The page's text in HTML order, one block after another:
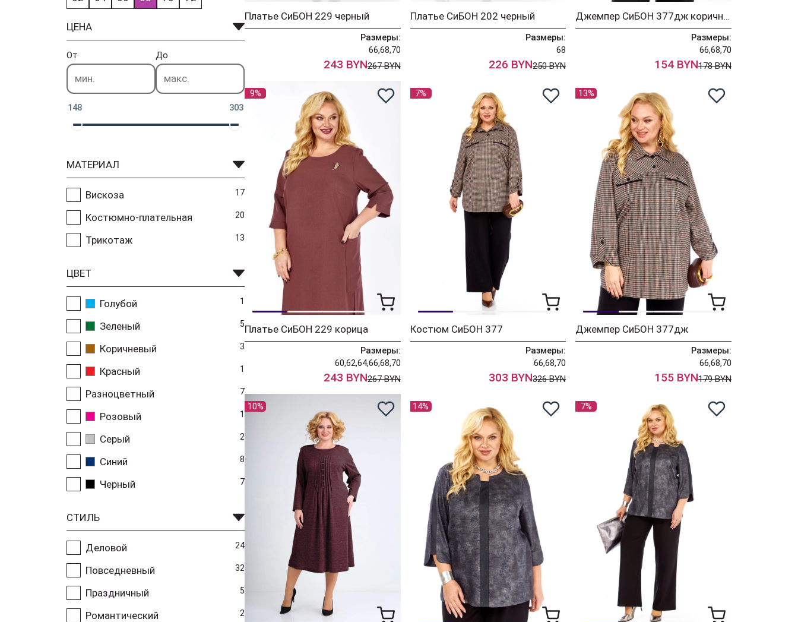
ЦЕНА
От До
148 303
МАТЕРИАЛ
Вискоза 17
Костюмно-плательная 20
Трикотаж 13
ЦВЕТ
Голубой 1
Зеленый 5
Коричневый 3
Красный 1
Разноцветный 7
Розовый 1
Серый 2
Синий 8
Черный 7
СТИЛЬ
Деловой 24
Повседневный 32
Праздничный 5
Романтический 2
Платье СиБОН 229 черный
Размеры:
66,68,70
243 BYN267 BYN
Платье СиБОН 202 черный
Размеры:
68
226 BYN250 BYN
Джемпер СиБОН 377дж коричневый
Размеры:
66,68,70
154 BYN178 BYN
9%
Платье СиБОН 229 корица
Размеры:
60,62,64,66,68,70
243 BYN267 BYN
7%
Костюм СиБОН 377
Размеры:
66,68,70
303 BYN326 BYN
13%
Джемпер СиБОН 377дж
Размеры:
66,68,70
155 BYN179 BYN
10% 14% 7%